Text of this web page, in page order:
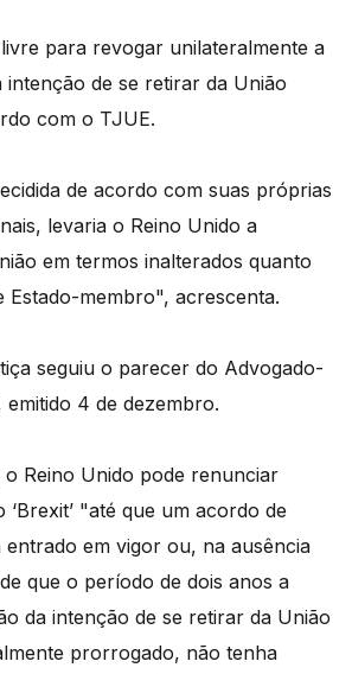
para revogar unilateralmente a
intenção de se retirar da União
com o TJUE.
de acordo com suas próprias
levaria o Reino Unido a
em termos inalterados quanto
Estado-membro", acrescenta.
seguiu o parecer do Advogado-
4 de dezembro.
Reino Unido pode renunciar
‘Brexit’ "até que um acordo de
em vigor ou, na ausência
que o período de dois anos a
da intenção de se retirar da União
prorrogado, não tenha